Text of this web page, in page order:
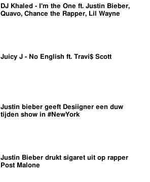
DJ Khaled - I'm the One ft. Justin Bieber,
Quavo, Chance the Rapper, Lil Wayne
Juicy J - No English ft. Travi$ Scott
Justin bieber geeft Desiigner een duw
tijden show in #NewYork
Justin Bieber drukt sigaret uit op rapper
Post Malone